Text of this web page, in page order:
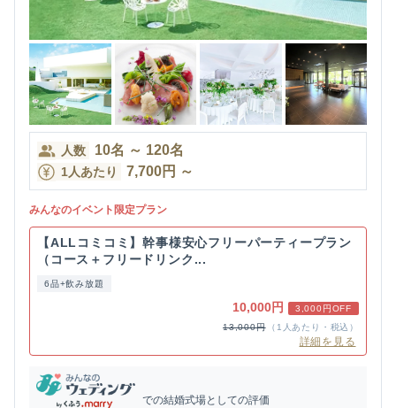
人数 10名 ～ 120名
1人あたり 7,700円 ～
みんなのイベント限定プラン
【ALLコミコミ】幹事様安心フリーパーティープラン
（コース＋フリードリンク...
6品+飲み放題
10,000円
3,000円OFF
13,000円
（1人あたり・税込）
詳細を見る
での結婚式場としての評価